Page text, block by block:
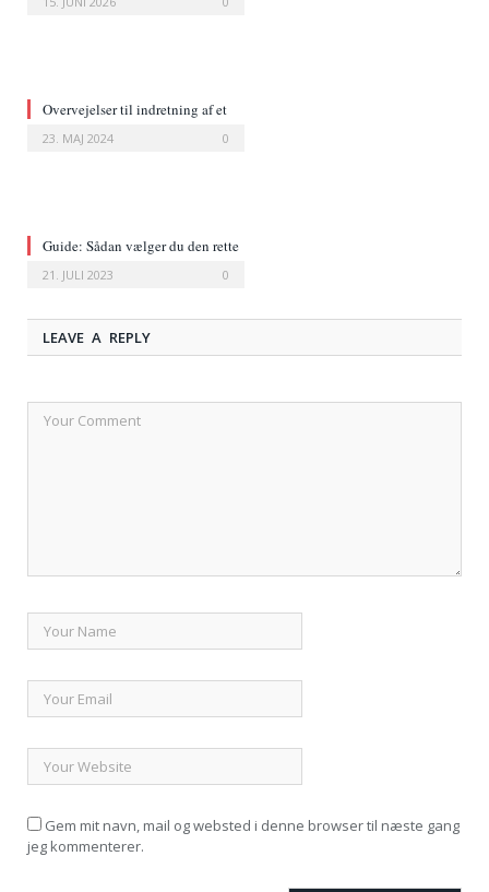
Overvejelser til indretning af et
23. MAJ 2024 0
Guide: Sådan vælger du den rette
21. JULI 2023 0
LEAVE A REPLY
Gem mit navn, mail og websted i denne browser til næste gang
jeg kommenterer.